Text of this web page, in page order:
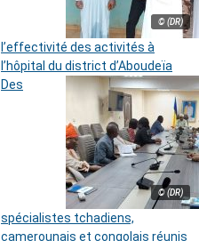
© (DR)
l’effectivité des activités à
l’hôpital du district d’Aboudeïa
© (DR)
Des
spécialistes tchadiens,
camerounais et congolais réunis